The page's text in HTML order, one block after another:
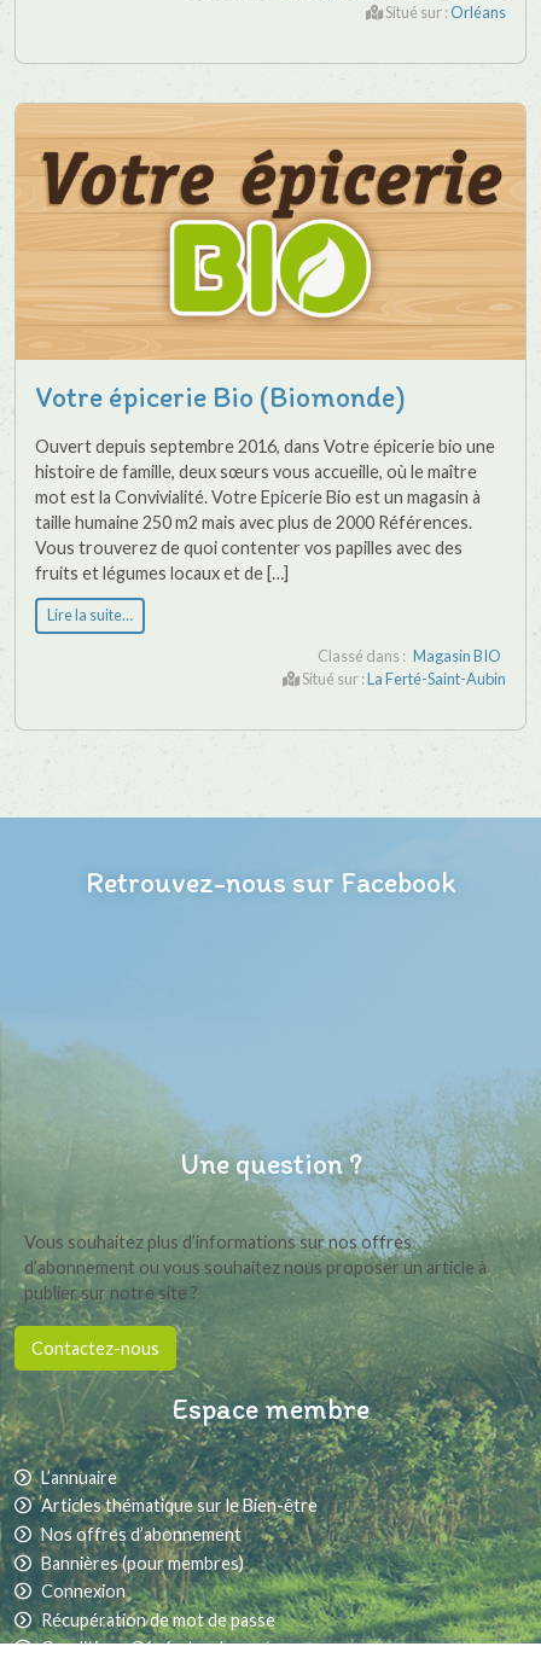
Situé sur :Orléans
Votre épicerie Bio (Biomonde)
Ouvert depuis septembre 2016, dans Votre épicerie bio une
histoire de famille, deux sœurs vous accueille, où le maître
mot est la Convivialité. Votre Epicerie Bio est un magasin à
taille humaine 250 m2 mais avec plus de 2000 Références.
Vous trouverez de quoi contenter vos papilles avec des
fruits et légumes locaux et de […]
Lire la suite…
Classé dans : Magasin BIO
Situé sur :La Ferté-Saint-Aubin
Retrouvez-nous sur Facebook
Une question ?
Vous souhaitez plus d’informations sur nos offres
d’abonnement ou vous souhaitez nous proposer un article à
publier sur notre site ?
Contactez-nous
Espace membre
L’annuaire
Articles thématique sur le Bien-être
Nos offres d’abonnement
Bannières (pour membres)
Connexion
Récupération de mot de passe
Conditions Générales de vente